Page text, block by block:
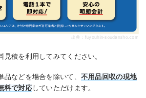
出典： fuyouhin-soudansho.com
見積を利用してみてください。
などを場合を除いて、 不用品回収の現地
料で対応していただけます。